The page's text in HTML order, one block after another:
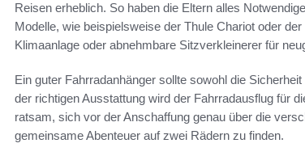
Reisen erheblich. So haben die Eltern alles
Modelle, wie beispielsweise der Thule Chariot oder
Klimaanlage oder abnehmbare Sitzverkleinerer für
Ein guter Fahrradanhänger sollte sowohl die
der richtigen Ausstattung wird der Fahrradausflug für
ratsam, sich vor der Anschaffung genau über die
gemeinsame Abenteuer auf zwei Rädern zu finden.